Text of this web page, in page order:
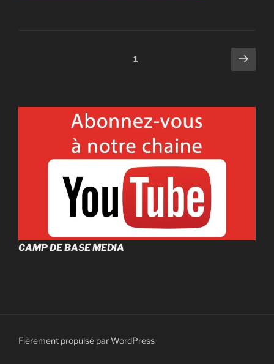
Page1
Page
CAMP DE BASE MEDIA
Fièrement propulsé par WordPress